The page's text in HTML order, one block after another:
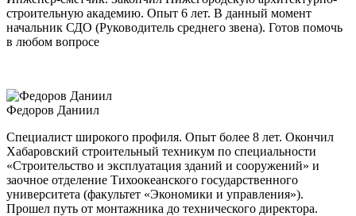
строительную академию. Опыт 6 лет. В данный момент
начальник СДО (Руководитель среднего звена). Готов помочь
в любом вопросе
Федоров Даниил
Специалист широкого профиля. Опыт более 8 лет. Окончил
Хабаровский строительный техникум по специальности
«Строительство и эксплуатация зданий и сооружений» и
заочное отделение Тихоокеанского государственного
университета (факультет «Экономики и управления»).
Прошел путь от монтажника до технического директора.